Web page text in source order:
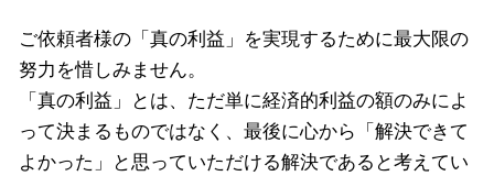
ご依頼者様の「真の利益」を実現するために最大限の
努力を惜しみません。
「真の利益」とは、ただ単に経済的利益の額のみによ
って決まるものではなく、最後に心から「解決できて
よかった」と思っていただける解決であると考えてい